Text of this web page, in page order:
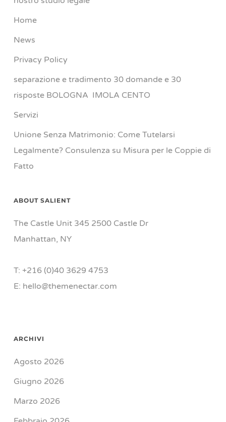
Home
News
Privacy Policy
separazione e tradimento 30 domande e 30
risposte BOLOGNA IMOLA CENTO
Servizi
Unione Senza Matrimonio: Come Tutelarsi
Legalmente? Consulenza su Misura per le Coppie di
Fatto
ABOUT SALIENT
The Castle Unit 345 2500 Castle Dr
Manhattan, NY
T: +216 (0)40 3629 4753
E: hello@themenectar.com
ARCHIVI
Agosto 2026
Giugno 2026
Marzo 2026